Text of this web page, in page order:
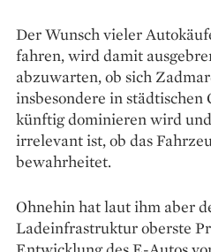
Der Wunsch vieler
fahren, wird damit
abzuwarten, ob sich
insbesondere in städtischen
künftig dominieren wird
irrelevant ist, ob das
bewahrheitet.
Ohnehin hat laut ihm aber
Ladeinfrastruktur oberste